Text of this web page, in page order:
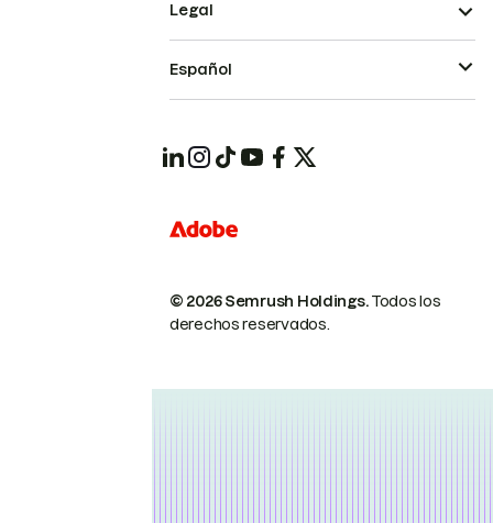
© 2026 Semrush Holdings.Todos los
derechos reservados.
Legal
Español